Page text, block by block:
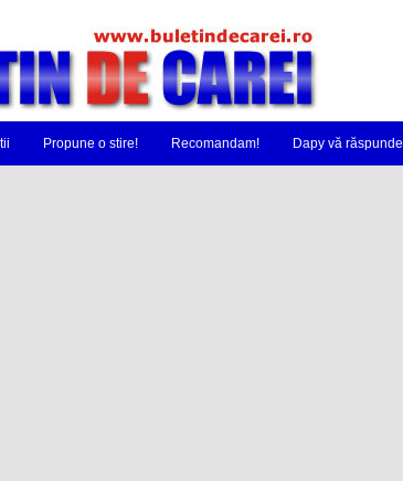
Propune o stire! Recomandam! Dapy vă răspunde